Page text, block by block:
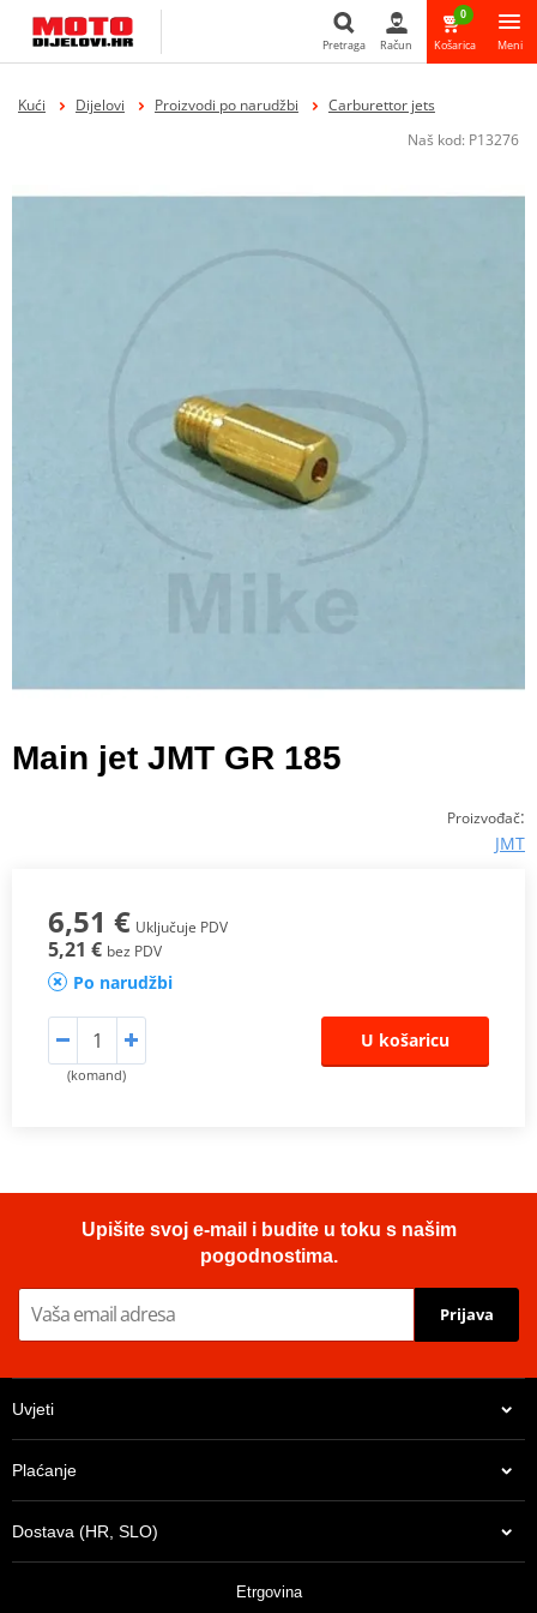
Pretraga
Pretraga Račun
0
Košarica Meni
Kući Dijelovi Proizvodi po narudžbi
Carburettor jets
Naš kod: P13276
Main jet JMT GR 185
Proizvođač:
JMT
6,51 € Uključuje PDV
5,21 € bez PDV
Po narudžbi
(komand)
U košaricu
Upišite svoj e-mail i budite u toku s našim
pogodnostima.
Prijava
Uvjeti
Plaćanje
Dostava (HR, SLO)
Etrgovina